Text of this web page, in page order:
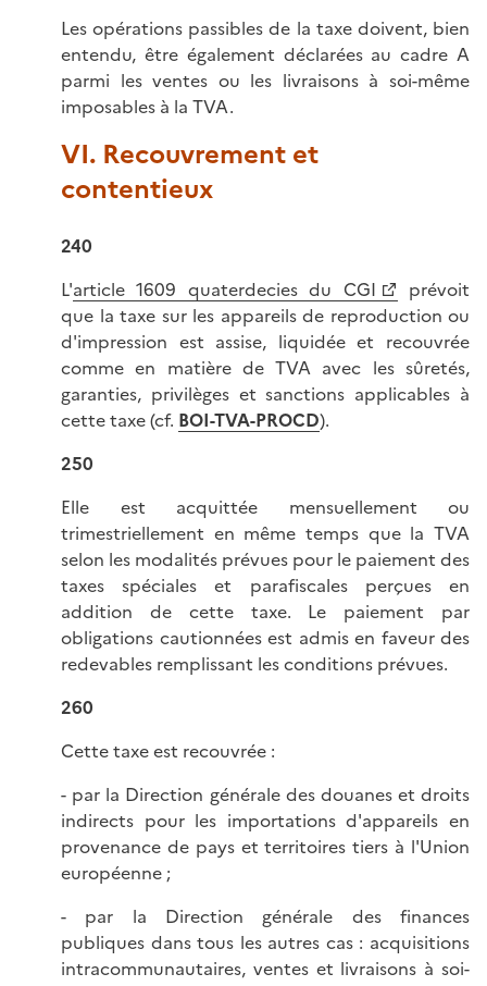
Les opérations passibles de la taxe doivent, bien
entendu, être également déclarées au cadre A
parmi les ventes ou les livraisons à soi-même
imposables à la TVA.
VI. Recouvrement et
contentieux
240
L'article 1609 quaterdecies du CGI
prévoit
que la taxe sur les appareils de reproduction ou
d'impression est assise, liquidée et recouvrée
comme en matière de TVA avec les sûretés,
garanties, privilèges et sanctions applicables à
cette taxe (cf. BOI-TVA-PROCD).
250
Elle est acquittée mensuellement ou
trimestriellement en même temps que la TVA
selon les modalités prévues pour le paiement des
taxes spéciales et parafiscales perçues en
addition de cette taxe. Le paiement par
obligations cautionnées est admis en faveur des
redevables remplissant les conditions prévues.
260
Cette taxe est recouvrée :
- par la Direction générale des douanes et droits
indirects pour les importations d'appareils en
provenance de pays et territoires tiers à l'Union
européenne ;
- par la Direction générale des finances
publiques dans tous les autres cas : acquisitions
intracommunautaires, ventes et livraisons à soi-